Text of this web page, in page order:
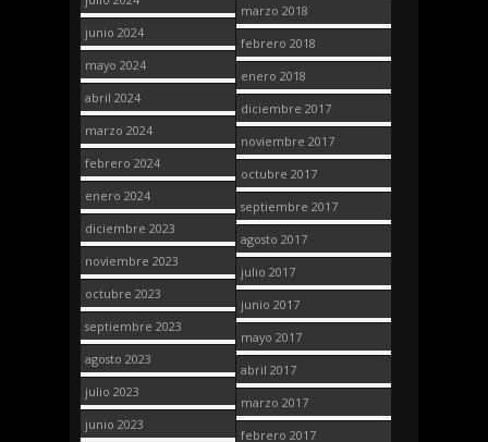
junio 2024
mayo 2024
abril 2024
marzo 2024
febrero 2024
enero 2024
diciembre 2023
noviembre 2023
octubre 2023
septiembre 2023
agosto 2023
julio 2023
junio 2023
marzo 2018
febrero 2018
enero 2018
diciembre 2017
noviembre 2017
octubre 2017
septiembre 2017
agosto 2017
julio 2017
junio 2017
mayo 2017
abril 2017
marzo 2017
febrero 2017